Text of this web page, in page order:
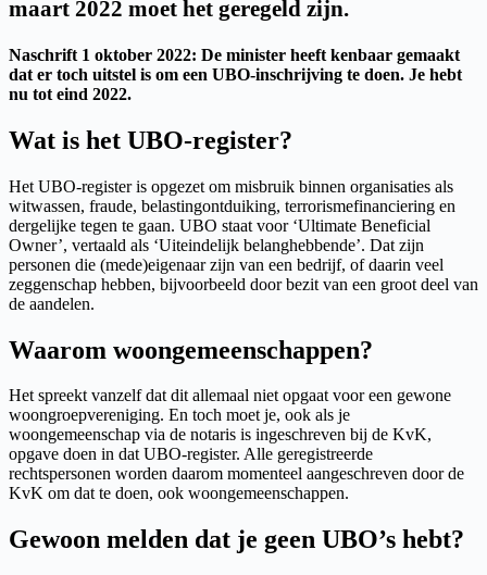
maart 2022 moet het geregeld zijn.
Naschrift 1 oktober 2022: De minister heeft kenbaar gemaakt
dat er toch uitstel is om een UBO-inschrijving te doen. Je hebt
nu tot eind 2022.
Wat is het UBO-register?
Het UBO-register is opgezet om misbruik binnen organisaties als
witwassen, fraude, belastingontduiking, terrorismefinanciering en
dergelijke tegen te gaan. UBO staat voor ‘Ultimate Beneficial
Owner’, vertaald als ‘Uiteindelijk belanghebbende’. Dat zijn
personen die (mede)eigenaar zijn van een bedrijf, of daarin veel
zeggenschap hebben, bijvoorbeeld door bezit van een groot deel van
de aandelen.
Waarom woongemeenschappen?
Het spreekt vanzelf dat dit allemaal niet opgaat voor een gewone
woongroepvereniging. En toch moet je, ook als je
woongemeenschap via de notaris is ingeschreven bij de KvK,
opgave doen in dat UBO-register. Alle geregistreerde
rechtspersonen worden daarom momenteel aangeschreven door de
KvK om dat te doen, ook woongemeenschappen.
Gewoon melden dat je geen UBO’s hebt?